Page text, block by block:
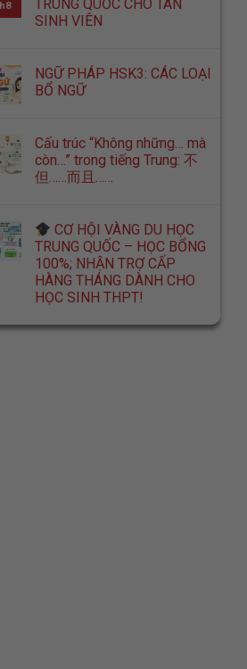
TRUNG QUỐC CHO TÂN
SINH VIÊN
NGỮ PHÁP HSK3: CÁC LOẠI
BỔ NGỮ
Cấu trúc “Không những… mà
còn…” trong tiếng Trung: 不
但……而且……
CƠ HỘI VÀNG DU HỌC
TRUNG QUỐC – HỌC BỔNG
100%; NHẬN TRỢ CẤP
HÀNG THÁNG DÀNH CHO
HỌC SINH THPT!